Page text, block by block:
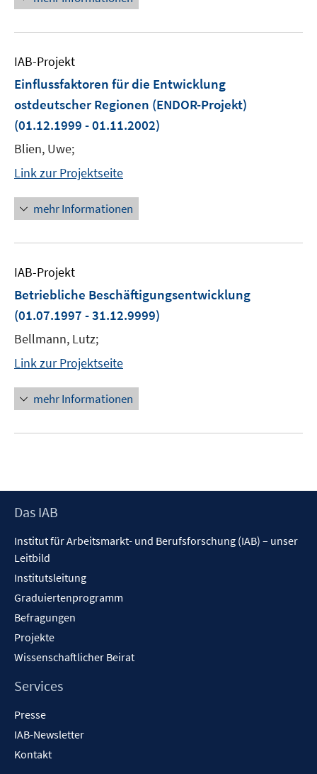
IAB-Projekt
Einflussfaktoren für die Entwicklung
ostdeutscher Regionen (ENDOR-Projekt)
(01.12.1999 - 01.11.2002)
Blien, Uwe;
Link zur Projektseite
mehr Informationen
IAB-Projekt
Betriebliche Beschäftigungsentwicklung
(01.07.1997 - 31.12.9999)
Bellmann, Lutz;
Link zur Projektseite
mehr Informationen
Footer
Das IAB
Institut für Arbeitsmarkt- und Berufsforschung (IAB) – unser
Leitbild
Institutsleitung
Graduiertenprogramm
Befragungen
Projekte
Wissenschaftlicher Beirat
Services
Presse
IAB-Newsletter
Kontakt